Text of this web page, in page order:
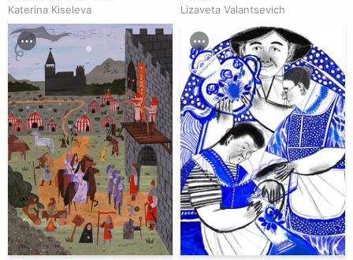
Katerina Kiseleva Lizaveta Valantsevich